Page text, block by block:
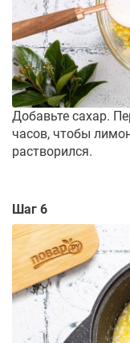
Добавьте сахар.
часов, чтобы
растворился.
Шаг 6